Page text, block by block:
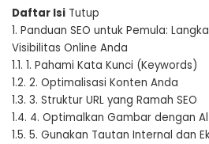
Daftar Isi Tutup
1. Panduan SEO untuk Pemula:
Visibilitas Online Anda
1.1. 1. Pahami Kata Kunci (Keywords)
1.2. 2. Optimalisasi Konten Anda
1.3. 3. Struktur URL yang Ramah SEO
1.4. 4. Optimalkan Gambar dengan
1.5. 5. Gunakan Tautan Internal dan